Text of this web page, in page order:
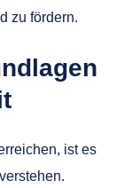
zu fördern.
ist es